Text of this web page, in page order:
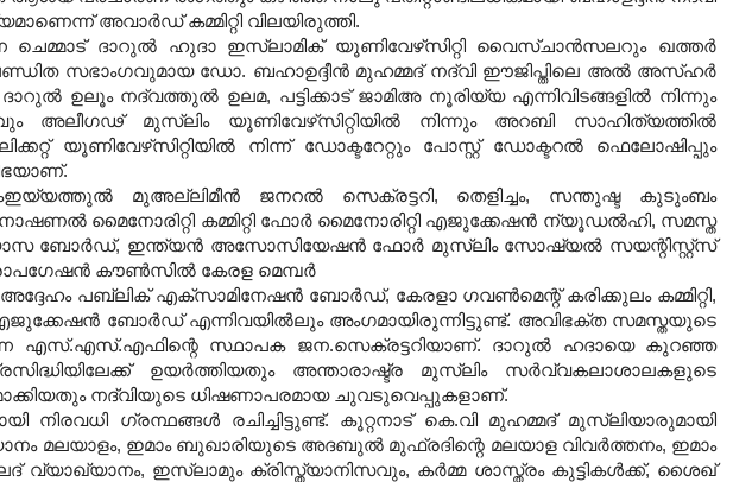
അവാര്‍ഡ് കമ്മിറ്റി വിലയിരുത്തി.
ചെമ്മാട് ദാറുല്‍ ഹുദാ ഇസ്‌ലാമിക് യൂണിവേഴ്‌സിറ്റി വൈസ്ചാന്‍സലറും ഖത്തര്‍
സഭാംഗവുമായ ഡോ. ബഹാഉദ്ദീന്‍ മുഹമ്മദ് നദ്‌വി ഈജിപ്തിലെ അല്‍ അസ്ഹര്‍
ദാറുല്‍ ഉലൂം നദ്‌വത്തുല്‍ ഉലമ, പട്ടിക്കാട് ജാമിഅ നൂരിയ്യ എന്നിവിടങ്ങളില്‍ നിന്നും
അലീഗഢ് മുസ്‌ലിം യൂണിവേഴ്‌സിറ്റിയില്‍ നിന്നും അറബി സാഹിത്യത്തില്‍
യൂണിവേഴ്‌സിറ്റിയില്‍ നിന്ന് ഡോക്ടറേറ്റും പോസ്റ്റ് ഡോക്ടറല്‍ ഫെലോഷിപ്പും
.
മുഅല്ലിമീന്‍ ജനറല്‍ സെക്രട്ടറി, തെളിച്ചം, സന്തുഷ്ട കുടുംബം
നാഷണല്‍ മൈനോരിറ്റി കമ്മിറ്റി ഫോര്‍ മൈനോരിറ്റി എജുക്കേഷന്‍ ന്യൂഡല്‍ഹി, സമസ്ത
ബോര്‍ഡ്, ഇന്ത്യന്‍ അസോസിയേഷന്‍ ഫോര്‍ മുസ്‌ലിം സോഷ്യല്‍ സയന്റിസ്റ്റ്‌സ്
കൗണ്‍സില്‍ കേരള മെമ്പര്‍
അദ്ദേഹം പബ്ലിക് എക്‌സാമിനേഷന്‍ ബോര്‍ഡ്, കേരളാ ഗവണ്‍മെന്റ് കരിക്കുലം കമ്മിറ്റി,
ബോര്‍ഡ് എന്നിവയില്‍ലും അംഗമായിരുന്നിട്ടുണ്ട്. അവിഭക്ത സമസ്തയുടെ
എസ്.എസ്.എഫിന്റെ സ്ഥാപക ജന.സെക്രട്ടറിയാണ്. ദാറുല്‍ ഹദായെ കുറഞ്ഞ
ഉയര്‍ത്തിയതും അന്താരാഷ്ട്ര മുസ്‌ലിം സര്‍വ്വകലാശാലകളുടെ
നദ്‌വിയുടെ ധിഷണാപരമായ ചുവടുവെപ്പുകളാണ്.
നിരവധി ഗ്രന്ഥങ്ങള്‍ രചിച്ചിട്ടുണ്ട്. കൂറ്റനാട് കെ.വി മുഹമ്മദ് മുസ്‌ലിയാരുമായി
മലയാളം, ഇമാം ബുഖാരിയുടെ അദബുല്‍ മുഫ്രദിന്റെ മലയാള വിവര്‍ത്തനം, ഇമാം
വ്യാഖ്യാനം, ഇസ്‌ലാമും ക്രിസ്ത്യാനിസവും, കര്‍മ്മ ശാസ്ത്രം കുട്ടികള്‍ക്ക്, ശൈഖ്